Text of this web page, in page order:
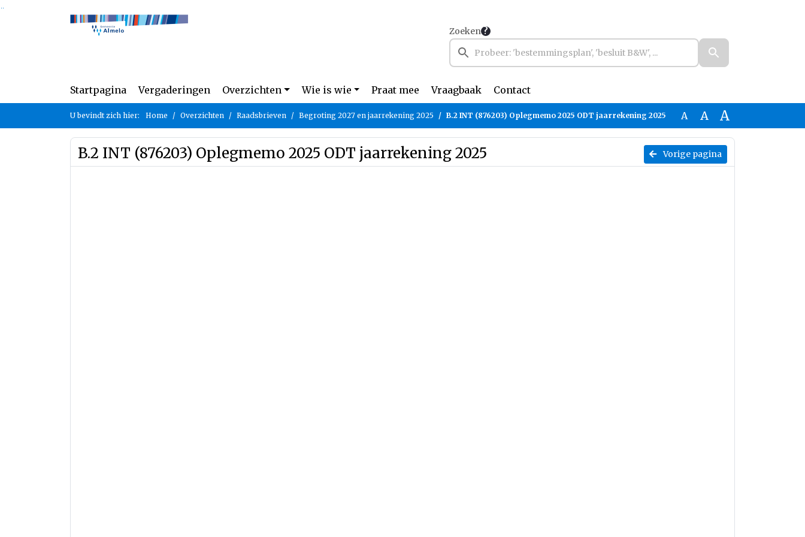
Ga naar de inhoud van deze pagina
Ga naar het zoeken
Ga naar het menu
Zoeken
Startpagina Vergaderingen Overzichten Wie is wie Praat mee Vraagbaak Contact
U bevindt zich hier: Home Overzichten Raadsbrieven Begroting 2027 en jaarrekening 2025 B.2 INT (876203) Oplegmemo 2025 ODT jaarrekening 2025 A A A
Vorige pagina
B.2 INT (876203) Oplegmemo 2025 ODT jaarrekening 2025